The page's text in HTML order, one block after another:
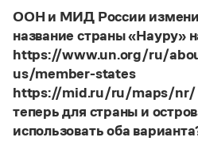
Издательство
Словари
Научпоп
Учебники и справочники
Все книги
местах (несколько, много
знаю, что на стенах своей
разные географические
Бретер. И эти карты,
Страница ответа
Страница ответа
ООН и МИД России
название страны «Науру»
https://www.un.org/ru/
us/member-states
https://mid.ru/ru/maps/nr/
теперь для страны и
использовать оба